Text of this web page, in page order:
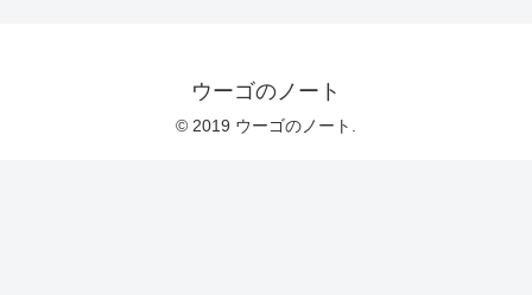
ウーゴのノート
© 2019 ウーゴのノート.